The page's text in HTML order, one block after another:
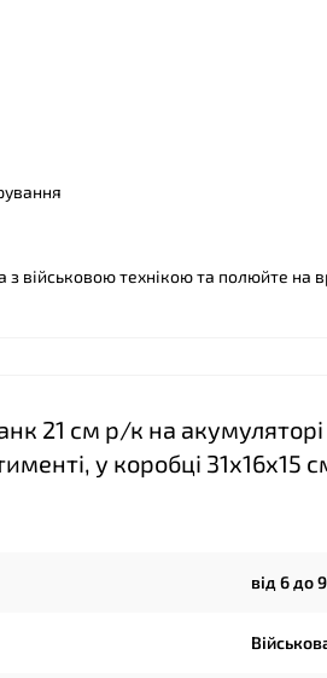
з військовою технікою та полюйте на
21 см р/к на
у коробці 31х16х15
від 6 до